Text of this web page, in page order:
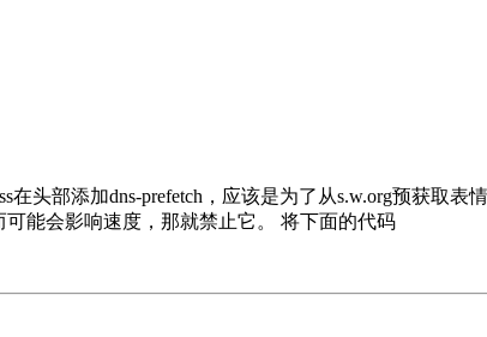
在头部添加dns-prefetch，应该是为了从s.w.org预获取
能会影响速度，那就禁止它。 将下面的代码